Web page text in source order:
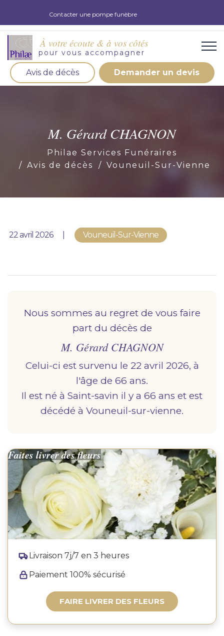
Contacter une pompe funèbre
À votre écoute & à vos côtés
pour vous accompagner
Avis de décès Demander un devis
dans les meilleurs délais.
Demander un devis obsèques
Nous vous accompagnons.
Nos produits en marbrerie
marbrerie pour accompagner l'hommage du
défunt. Découvrez nos gammes spécialisées.
Demander un devis marbrerie
M. Gérard CHAGNON
Philae Services Funéraires
Avis de décès
Vouneuil-Sur-Vienne
Publié le
22 avril 2026 Vouneuil-Sur-Vienne
Nous sommes au regret de vous faire
part du décès de
M. Gérard CHAGNON
Celui-ci est survenu le 22 avril 2026, à
l'âge de 66 ans.
Il est né à
saint-savin il y a 66 ans et est
décédé à
vouneuil-sur-vienne.
Faites livrer des fleurs
Livraison 7j/7 en 3 heures
Paiement 100% sécurisé
FAIRE LIVRER DES FLEURS